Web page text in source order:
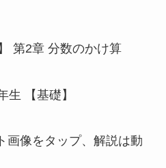
第2章 分数のかけ算
生 【基礎】
画像をタップ、解説は動